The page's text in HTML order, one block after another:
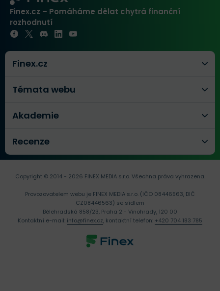
Finex.cz – Pomáháme dělat chytrá finanční
rozhodnutí
Finex.cz
Témata webu
Akademie
Recenze
Copyright © 2014 - 2026 FINEX MEDIA s.r.o.Všechna práva vyhrazena.
Provozovatelem webu je FINEX MEDIA s.r.o. (IČO 08446563, DIČ
CZ08446563) se sídlem
Bělehradská 858/23, Praha 2 - Vinohrady, 120 00
Kontaktní e-mail: info@finex.cz, kontaktní telefon: +420 704 183 785